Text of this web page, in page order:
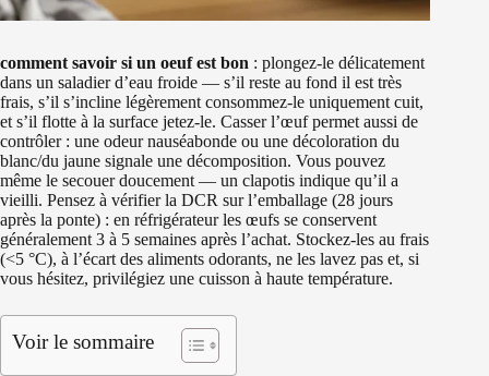
comment savoir si un oeuf est bon : plongez‑le délicatement
dans un saladier d’eau froide — s’il reste au fond il est très
frais, s’il s’incline légèrement consommez‑le uniquement cuit,
et s’il flotte à la surface jetez‑le. Casser l’œuf permet aussi de
contrôler : une odeur nauséabonde ou une décoloration du
blanc/du jaune signale une décomposition. Vous pouvez
même le secouer doucement — un clapotis indique qu’il a
vieilli. Pensez à vérifier la DCR sur l’emballage (28 jours
après la ponte) : en réfrigérateur les œufs se conservent
généralement 3 à 5 semaines après l’achat. Stockez‑les au frais
(<5 °C), à l’écart des aliments odorants, ne les lavez pas et, si
vous hésitez, privilégiez une cuisson à haute température.
Voir le sommaire